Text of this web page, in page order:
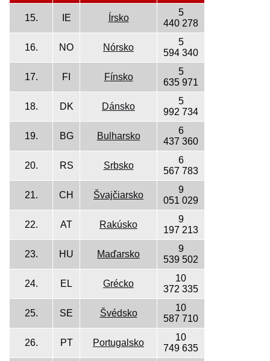
15. IE Írsko
5
440 278
16. NO Nórsko
5
594 340
17. FI Fínsko
5
635 971
18. DK Dánsko
5
992 734
19. BG Bulharsko
6
437 360
20. RS Srbsko
6
567 783
21. CH Švajčiarsko
9
051 029
22. AT Rakúsko
9
197 213
23. HU Maďarsko
9
539 502
24. EL Grécko
10
372 335
25. SE Švédsko
10
587 710
26. PT Portugalsko
10
749 635